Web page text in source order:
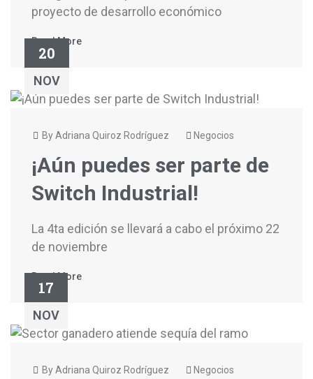
proyecto de desarrollo económico
Read More
20
NOV
By Adriana Quiroz Rodríguez Negocios
¡Aún puedes ser parte de
Switch Industrial!
La 4ta edición se llevará a cabo el próximo 22
de noviembre
Read More
17
NOV
By Adriana Quiroz Rodríguez Negocios